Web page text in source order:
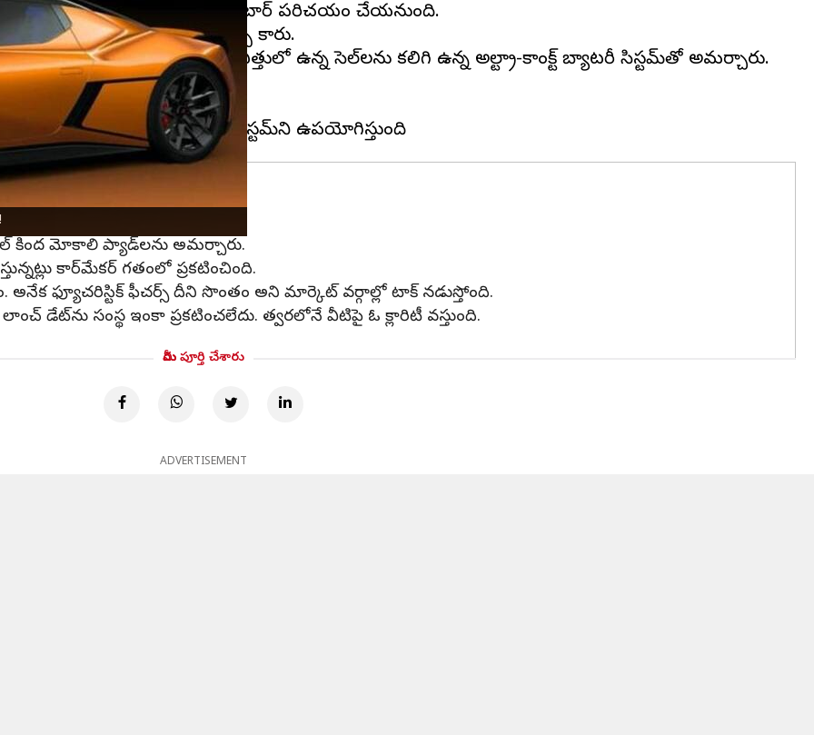
ఆటో మొబైల్ టాయోటా మోటార్ పరిచయం చేయనుంది.
టయోటా FT-se ఎలక్ట్రిక్ స్పోర్ట్స్ కారు.
ఇది 100mm కంటే తక్కువ ఎత్తులో ఉన్న సెల్‌లను కలిగి ఉన్న అల్ట్రా-కాంపాక్ట్ బ్యాటరీ సిస్టమ్‌తో అమర్చారు.
ప్రేరణ పొందింది.
విస్తరించింది.
కింద మోకాలి ప్యాడ్‌లను అమర్చారు.
కార్‌మేకర్ గతంలో ప్రకటించింది.
ఫ్యూచరిస్టిక్​ ఫీచర్స్​ దీని సొంతం అని మార్కెట్ వర్గాల్లో టాక్ నడుస్తోంది.
సంస్థ ఇంకా ప్రకటించలేదు. త్వరలోనే వీటిపై ఓ క్లారిటీ వస్తుంది.
మీరు పూర్తి చేశారు
ADVERTISEMENT